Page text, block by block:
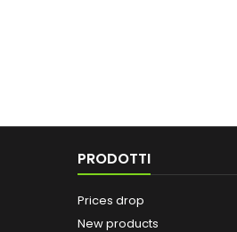
PRODOTTI
Prices drop
New products